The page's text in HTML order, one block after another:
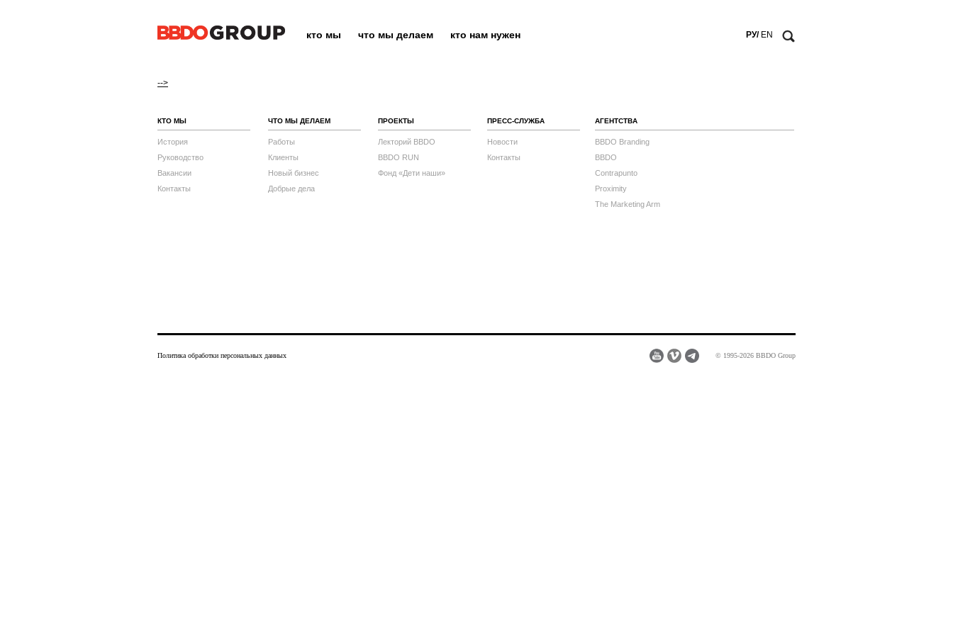
кто мы что мы делаем кто нам нужен РУ/ EN
-->
КТО МЫ
История
Руководство
Вакансии
Контакты
ЧТО МЫ ДЕЛАЕМ
Работы
Клиенты
Новый бизнес
Добрые дела
ПРОЕКТЫ
Лекторий BBDO
BBDO RUN
Фонд «Дети наши»
ПРЕСС-СЛУЖБА
Новости
Контакты
АГЕНТСТВА
BBDO Branding
BBDO
Contrapunto
Proximity
The Marketing Arm
© 1995-2026 BBDO Group
Политика обработки персональных данных